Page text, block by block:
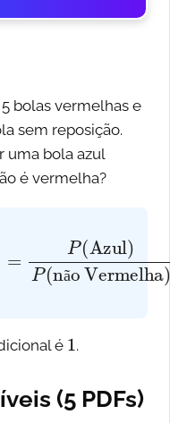
bolas vermelhas e
sem reposição.
uma bola azul
é vermelha?
ã
)P(
é 1 .
(5 PDFs)